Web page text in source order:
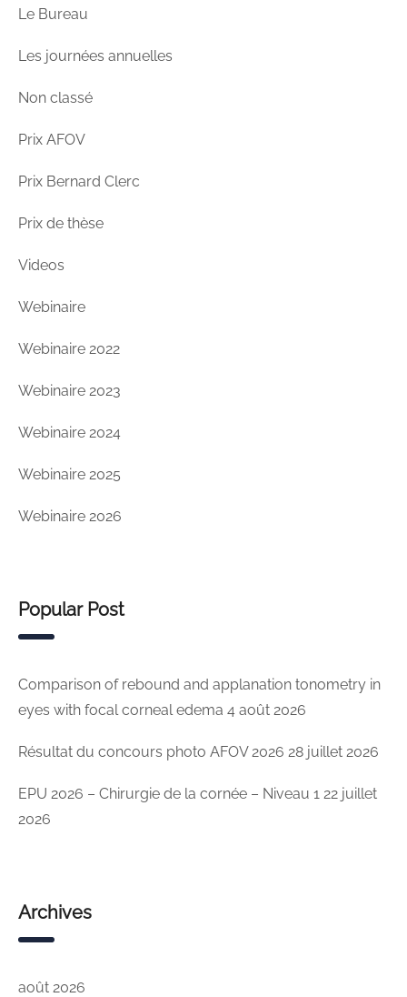
Le Bureau
Les journées annuelles
Non classé
Prix AFOV
Prix Bernard Clerc
Prix de thèse
Videos
Webinaire
Webinaire 2022
Webinaire 2023
Webinaire 2024
Webinaire 2025
Webinaire 2026
Popular Post
Comparison of rebound and applanation tonometry in
eyes with focal corneal edema 4 août 2026
Résultat du concours photo AFOV 2026 28 juillet 2026
EPU 2026 – Chirurgie de la cornée – Niveau 1 22 juillet
2026
Archives
août 2026